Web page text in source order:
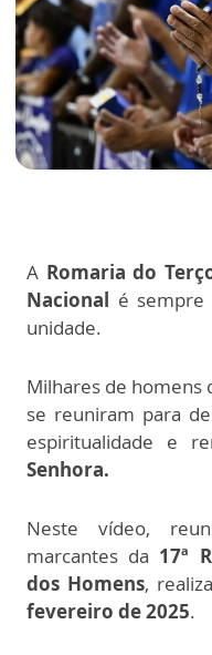
A Romaria do
Nacional é
unidade.
Milhares de homens
se reuniram para
espiritualidade e
Senhora.
Neste vídeo,
marcantes da 17ª
dos Homens,
fevereiro de 2025.